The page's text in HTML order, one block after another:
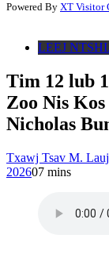
Powered By XT Visitor
LEEJ
Tim 12 lub
Zoo Nis Kos
Nicholas
Txawj Tsav M.
202607 mins